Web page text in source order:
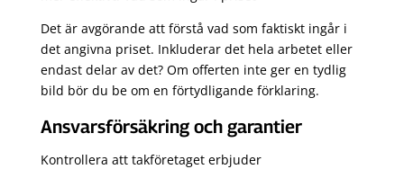
Det är avgörande att förstå vad som faktiskt ingår i
det angivna priset. Inkluderar det hela arbetet eller
endast delar av det? Om offerten inte ger en tydlig
bild bör du be om en förtydligande förklaring.
Ansvarsförsäkring och garantier
Kontrollera att takföretaget erbjuder